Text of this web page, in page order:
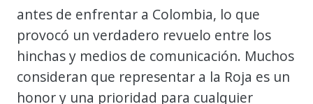
antes de enfrentar a Colombia, lo que
provocó un verdadero revuelo entre los
hinchas y medios de comunicación. Muchos
consideran que representar a la Roja es un
honor y una prioridad para cualquier